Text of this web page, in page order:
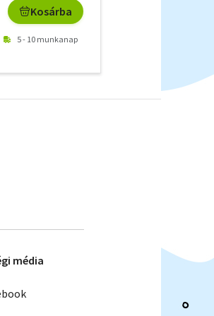
Kosárba
5 - 10 munkanap
média